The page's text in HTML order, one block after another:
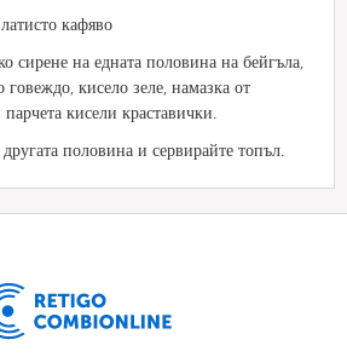
кафяво
сирене на едната половина на бейгъла,
говеждо, кисело зеле, намазка от
кисели краставички.
половина и сервирайте топъл.